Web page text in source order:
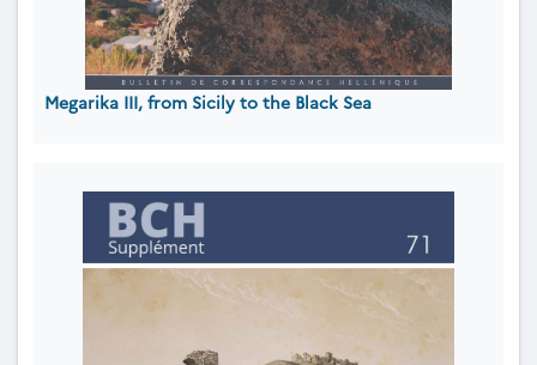
Megarika III, from Sicily to the Black Sea